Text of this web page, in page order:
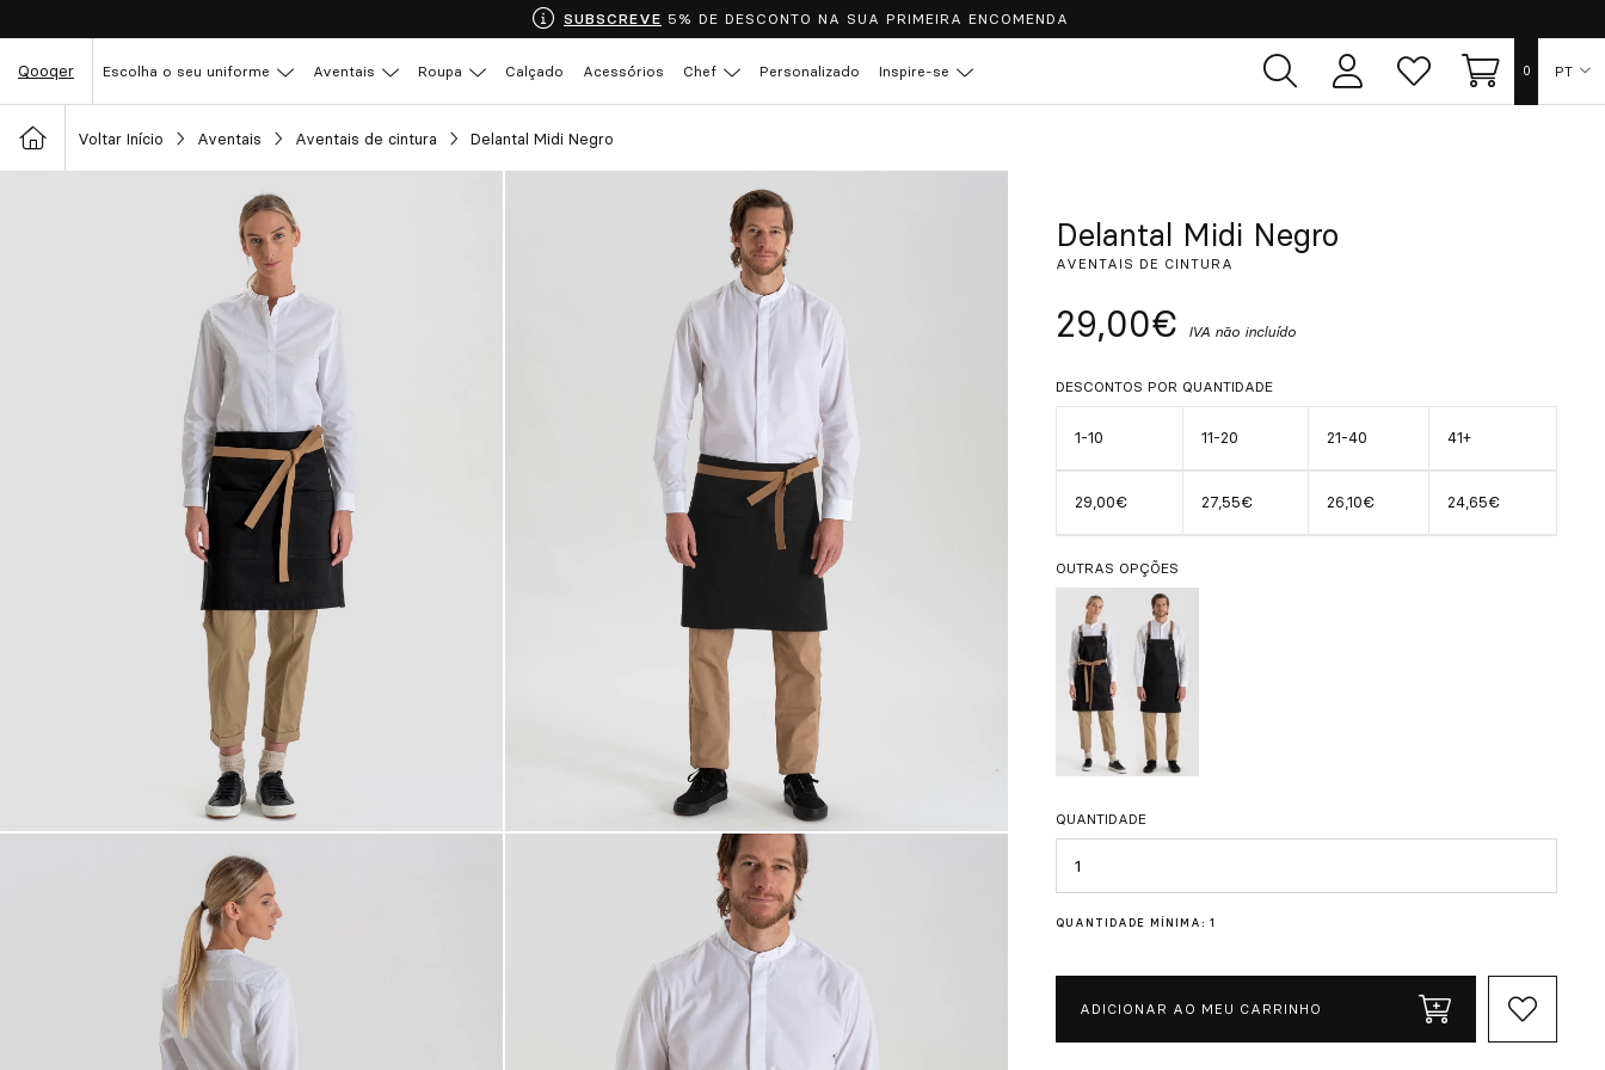
SUBSCREVE 5% DE DESCONTO NA SUA PRIMEIRA ENCOMENDA
Qooqer Escolha o seu uniforme Aventais Roupa Calçado Acessórios Chef Personalizado Inspire-se
Área
de
Lista
de
Carrinho
0 PT
Voltar Início Aventais Aventais de cintura Delantal Midi Negro
Delantal Midi Negro
AVENTAIS DE CINTURA
29,00€ IVA não incluído
DESCONTOS POR QUANTIDADE
1-10 11-20 21-40 41+
29,00€ 27,55€ 26,10€ 24,65€
OUTRAS OPÇÕES
QUANTIDADE
QUANTIDADE MÍNIMA: 1
ADICIONAR AO MEU CARRINHO